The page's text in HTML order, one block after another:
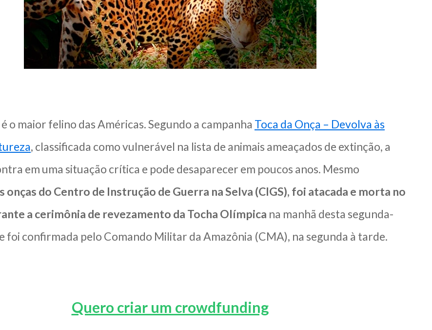
o maior felino das Américas. Segundo a campanha Toca da Onça – Devolva às
, classificada como vulnerável na lista de animais ameaçados de extinção, a
em uma situação crítica e pode desaparecer em poucos anos. Mesmo
onças do Centro de Instrução de Guerra na Selva (CIGS), foi atacada e morta no
a cerimônia de revezamento da Tocha Olímpica na manhã desta segunda-
foi confirmada pelo Comando Militar da Amazônia (CMA), na segunda à tarde.
Quero criar um crowdfunding